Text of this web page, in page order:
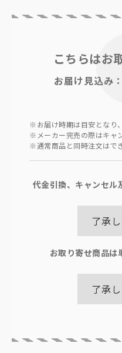
こちらはお
お届け見込み
※お届け時期は目安となり
※メーカー完売の際はキャ
※通常商品と同時注文はで
代金引換、キャンセル
了承
お取り寄せ商品は
了承